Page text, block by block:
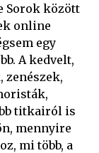
Sorok között
online
egy
A kedvelt,
titkairól is
mennyire
mi több, a